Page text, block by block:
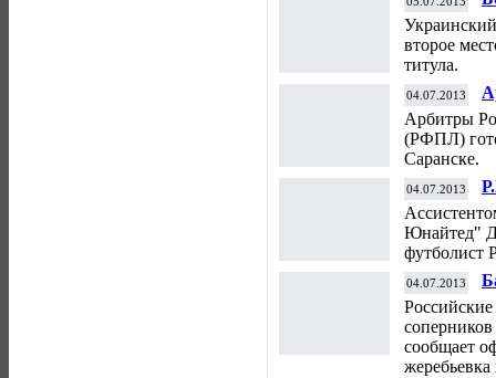
второе
титула.
04.07.2013
Арбитры
(РФПЛ)
Саранске.
04.07.2013
Юнайтед"
футболист
04.07.2013
сообщает